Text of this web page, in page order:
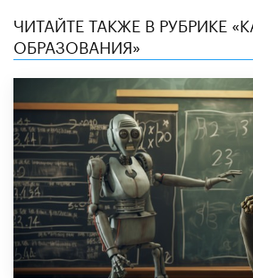
ЧИТАЙТЕ ТАКЖЕ В РУБРИКЕ
ОБРАЗОВАНИЯ»